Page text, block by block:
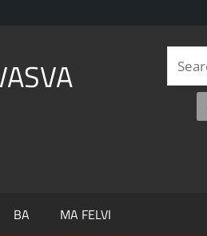
BA MA FELVI